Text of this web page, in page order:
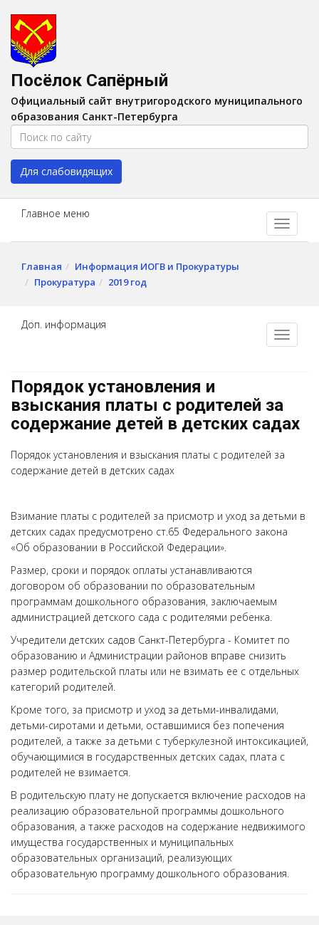
Изображения:
Цвет:A A
Посёлок Сапёрный
Официальный сайт внутригородского муниципального
образования Санкт-Петербурга
Для слабовидящих
Главное меню
Главная
Информация ИОГВ и Прокуратуры
Прокуратура
2019 год
Доп. информация
Порядок установления и
взыскания платы с родителей за
содержание детей в детских садах
Порядок установления и взыскания платы с родителей за
содержание детей в детских садах
Взимание платы с родителей за присмотр и уход за детьми в
детских садах предусмотрено ст.65 Федерального закона
«Об образовании в Российской Федерации».
Размер, сроки и порядок оплаты устанавливаются
договором об образовании по образовательным
программам дошкольного образования, заключаемым
администрацией детского сада с родителями ребенка.
Учредители детских садов Санкт-Петербурга - Комитет по
образованию и Администрации районов вправе снизить
размер родительской платы или не взимать ее с отдельных
категорий родителей.
Кроме того, за присмотр и уход за детьми-инвалидами,
детьми-сиротами и детьми, оставшимися без попечения
родителей, а также за детьми с туберкулезной интоксикацией,
обучающимися в государственных детских садах, плата с
родителей не взимается.
В родительскую плату не допускается включение расходов на
реализацию образовательной программы дошкольного
образования, а также расходов на содержание недвижимого
имущества государственных и муниципальных
образовательных организаций, реализующих
образовательную программу дошкольного образования.